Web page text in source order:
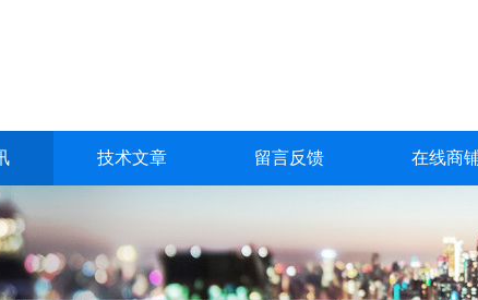
技术文章 留言反馈 在线商